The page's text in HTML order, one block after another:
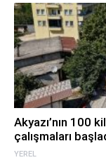
YEREL
Akyazı’nın 100
çalışmaları